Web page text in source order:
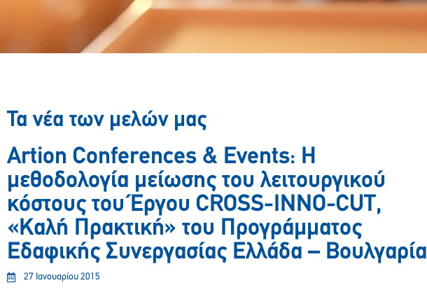
Τα νέα των μελών μας
Artion Conferences & Events: Η
μεθοδολογία μείωσης του λειτουργικού
κόστους του Έργου CROSS-INNO-CUT,
«Καλή Πρακτική» του Προγράμματος
Εδαφικής Συνεργασίας Ελλάδα – Βουλγαρία
27 Ιανουαρίου 2015